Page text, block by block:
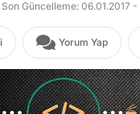
Son Güncelleme: 06.01.2017 -
Yorum Yap